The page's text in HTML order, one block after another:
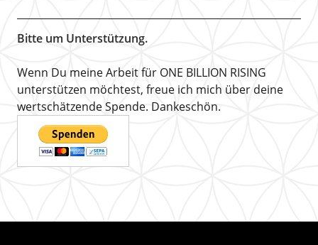
Bitte um Unterstützung.
Wenn Du meine Arbeit für ONE BILLION RISING
unterstützen möchtest, freue ich mich über deine
wertschätzende Spende. Dankeschön.